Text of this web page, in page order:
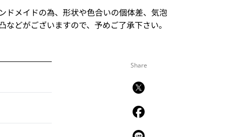
ドメイドの為、形状や色合いの個体差、気泡
などがございますので、予めご了承下さい。
Share